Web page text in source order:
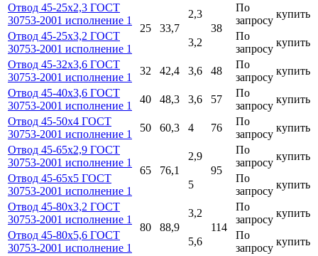
Отвод 45-25х2,3 ГОСТ
30753-2001 исполнение 1
25 33,7
2,3
38
По
запросу
купить
Отвод 45-25х3,2 ГОСТ
30753-2001 исполнение 1
3,2
По
запросу
купить
Отвод 45-32х3,6 ГОСТ
30753-2001 исполнение 1
32 42,4 3,6 48
По
запросу
купить
Отвод 45-40х3,6 ГОСТ
30753-2001 исполнение 1
40 48,3 3,6 57
По
запросу
купить
Отвод 45-50х4 ГОСТ
30753-2001 исполнение 1
50 60,3 4 76
По
запросу
купить
Отвод 45-65х2,9 ГОСТ
30753-2001 исполнение 1
65 76,1
2,9
95
По
запросу
купить
Отвод 45-65х5 ГОСТ
30753-2001 исполнение 1
5
По
запросу
купить
Отвод 45-80х3,2 ГОСТ
30753-2001 исполнение 1
80 88,9
3,2
114
По
запросу
купить
Отвод 45-80х5,6 ГОСТ
30753-2001 исполнение 1
5,6
По
запросу
купить